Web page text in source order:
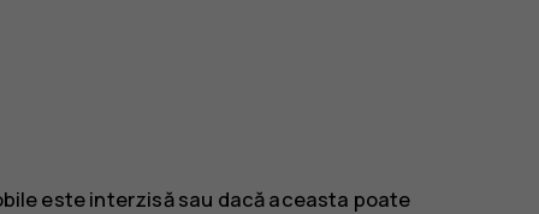
este interzisă sau dacă aceasta poate